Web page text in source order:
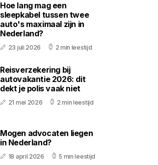
Hoe lang mag een
sleepkabel tussen twee
auto's maximaal zijn in
Nederland?
23 juli 2026 2 min leestijd
Reisverzekering bij
autovakantie 2026: dit
dekt je polis vaak niet
21 mei 2026 2 min leestijd
Mogen advocaten liegen
in Nederland?
18 april 2026 5 min leestijd